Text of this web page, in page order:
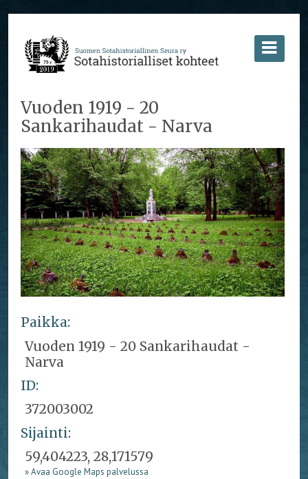
Vuoden 1919 - 20
Sankarihaudat - Narva
Paikka:
Vuoden 1919 - 20 Sankarihaudat -
Narva
ID:
372003002
Sijainti:
59,404223, 28,171579
» Avaa Google Maps palvelussa